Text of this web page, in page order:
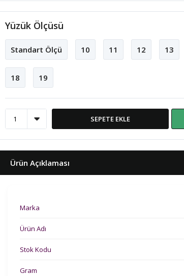
Yüzük Ölçüsü
Standart Ölçü 10 11 12 13
18 19
SEPETE EKLE
Ürün Açıklaması
Marka
Ürün Adı
Stok Kodu
Gram